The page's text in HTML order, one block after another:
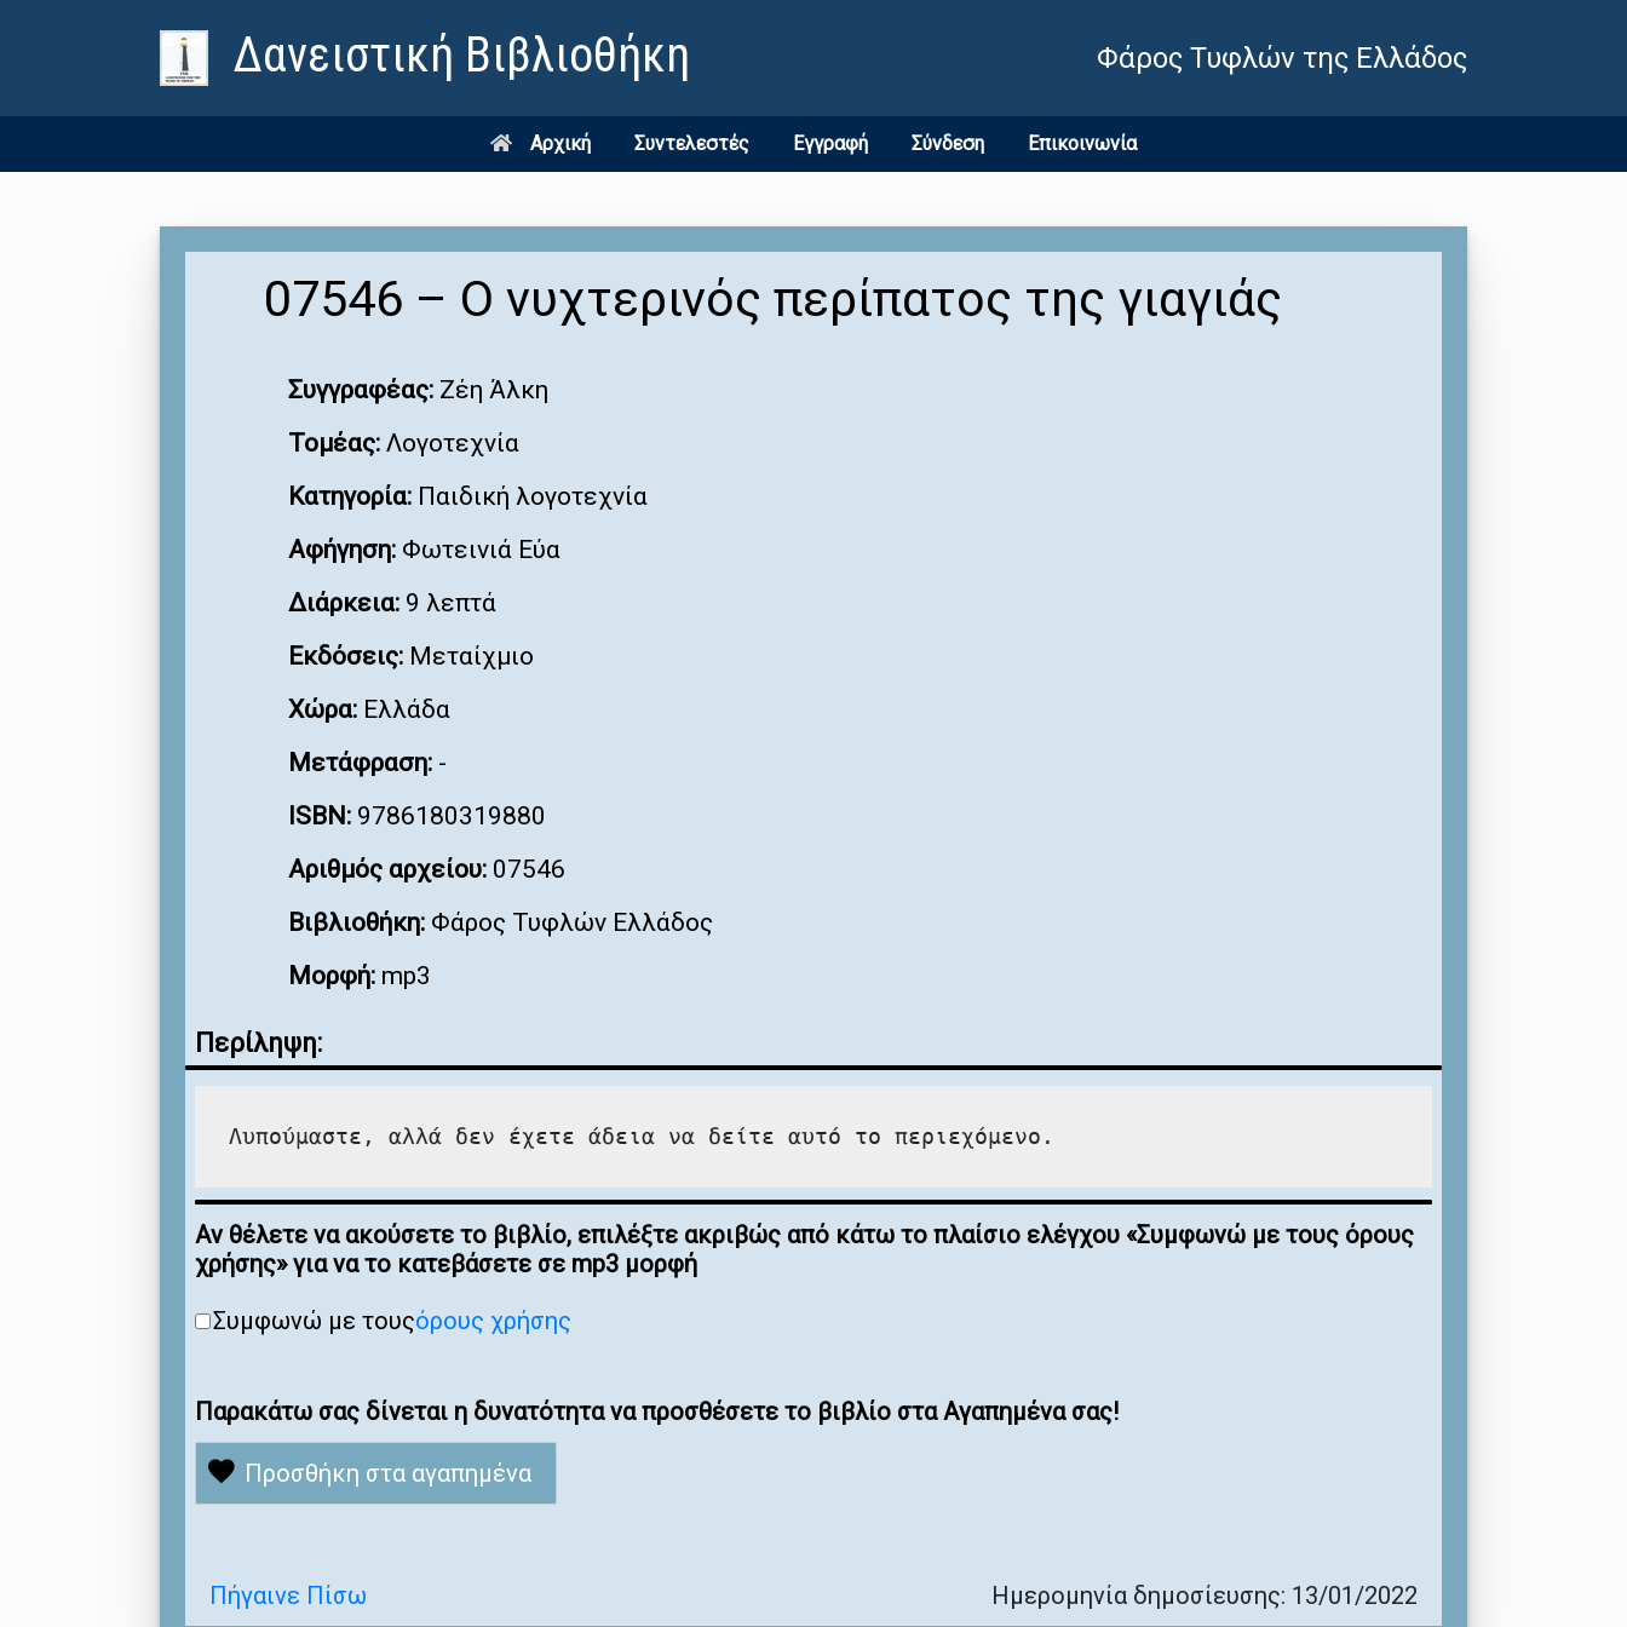
Δανειστική Βιβλιοθήκη Φάρος Τυφλών της Ελλάδος
Αρχική Συντελεστές Εγγραφή Σύνδεση Επικοινωνία
07546 – Ο νυχτερινός περίπατος της γιαγιάς
Συγγραφέας: Ζέη Άλκη
Τομέας: Λογοτεχνία
Κατηγορία: Παιδική λογοτεχνία
Αφήγηση: Φωτεινιά Εύα
Διάρκεια: 9 λεπτά
Εκδόσεις: Μεταίχμιο
Χώρα: Ελλάδα
Μετάφραση: -
ISBN: 9786180319880
Αριθμός αρχείου: 07546
Βιβλιοθήκη: Φάρος Τυφλών Ελλάδος
Μορφή: mp3
Περίληψη:
Λυπούμαστε, αλλά δεν έχετε άδεια να δείτε αυτό το περιεχόμενο.
Αν θέλετε να ακούσετε το βιβλίο, επιλέξτε ακριβώς από κάτω το πλαίσιο ελέγχου «Συμφωνώ με τους όρους
χρήσης» για να το κατεβάσετε σε mp3 μορφή
Συμφωνώ με τουςόρους χρήσης
Παρακάτω σας δίνεται η δυνατότητα να προσθέσετε το βιβλίο στα Αγαπημένα σας!
Προσθήκη στα αγαπημένα
Πήγαινε Πίσω Ημερομηνία δημοσίευσης: 13/01/2022